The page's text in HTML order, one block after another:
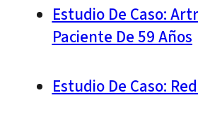
Estudio De Caso:
Paciente De 59 Años
Estudio De Caso: